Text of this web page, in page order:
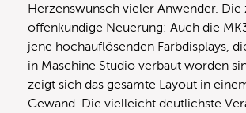
Herzenswunsch vieler Anwender. Die
offenkundige Neuerung: Auch die
jene hochauflösenden Farbdisplays,
in Maschine Studio verbaut worden
zeigt sich das gesamte Layout in
Gewand. Die vielleicht deutlichste